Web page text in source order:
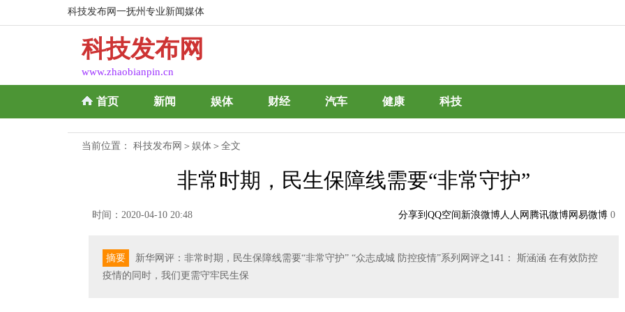
科技发布网一抚州专业新闻媒体
科技发布网
www.zhaobianpin.cn
首页 新闻 娱体 财经 汽车 健康 科技
当前位置： 科技发布网 ＞ 娱体 ＞全文
非常时期，民生保障线需要“非常守护”
时间：2020-04-10 20:48 分享到 QQ空间 新浪微博人人网 腾讯微博网易微博 0
摘要
新华网评：非常时期，民生保障线需要“非常守护” “众志成城 防控疫情”系列网评之141： 斯涵涵 在有效防控
疫情的同时，我们更需守牢民生保